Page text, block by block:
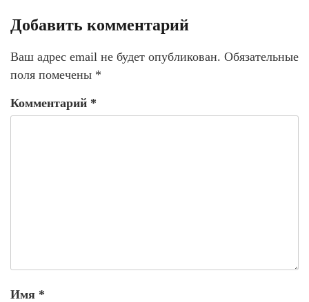
Добавить комментарий
Ваш адрес email не будет опубликован. Обязательные
поля помечены *
Комментарий *
Имя *